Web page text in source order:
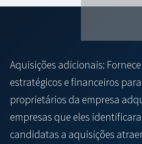
Aquisições adicionais:
estratégicos e financeiros
proprietários da empresa
empresas que eles
candidatas a aquisições